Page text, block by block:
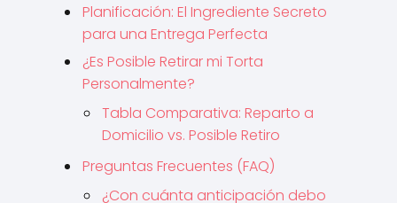
Planificación: El Ingrediente Secreto
para una Entrega Perfecta
¿Es Posible Retirar mi Torta
Personalmente?
Tabla Comparativa: Reparto a
Domicilio vs. Posible Retiro
Preguntas Frecuentes (FAQ)
¿Con cuánta anticipación debo